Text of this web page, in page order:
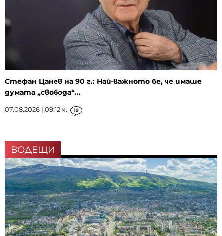
Стефан Цанев на 90 г.: Най-важното бе, че имаше
думата „свобода“...
07.08.2026 | 09:12 ч. 19
ВОДЕЩИ